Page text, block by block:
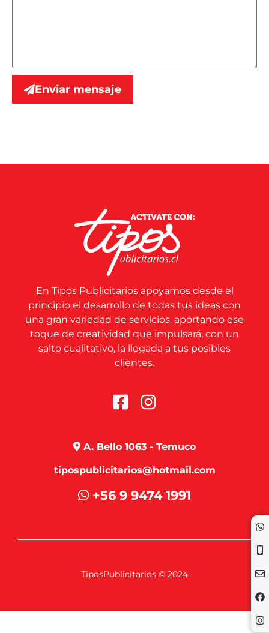
Enviar mensaje
En Tipos Publicitarios apoyamos desde el
principio el desarrollo de todas tus ideas con
una gran variedad de servicios, aportando ese
toque de creatividad que impulsará, con un
salto cualitativo, la llegada a tus posibles
clientes.
A. Bello 1063 - Temuco
tipospublicitarios@hotmail.com
+56 9 9474 1991
TiposPublicitarios © 2024